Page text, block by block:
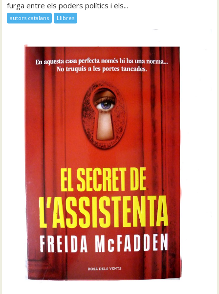
furga entre els poders polítics i els...
autors catalans Llibres